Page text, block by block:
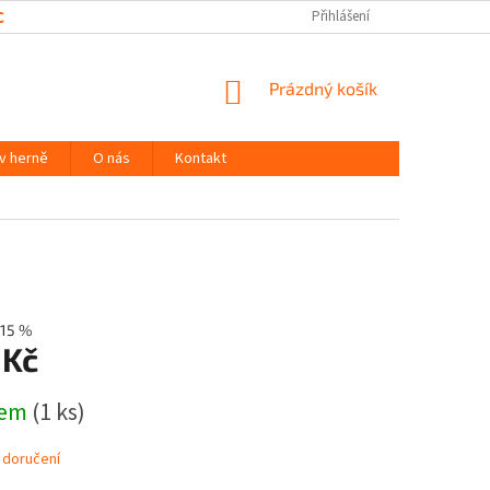
OSOBNÍCH ÚDAJŮ Přihlášení
NÁKUPNÍ
Prázdný košík
herně O nás
Kontakt
%
(1 ks)